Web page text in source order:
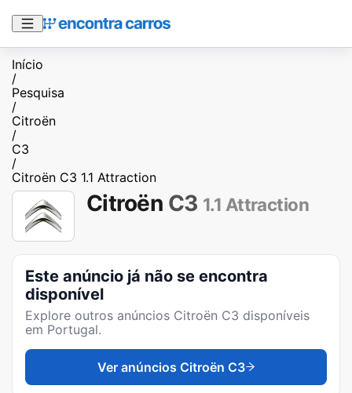
Início
/
Pesquisa
/
Citroën
/
C3
/
Citroën C3 1.1 Attraction
Citroën C3 1.1 Attraction
Este anúncio já não se encontra
disponível
Explore outros anúncios Citroën C3 disponíveis
em Portugal.
Ver anúncios Citroën C3